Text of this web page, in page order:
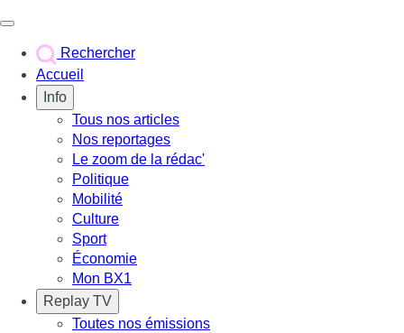
Rechercher
Accueil
Info
Tous nos articles
Nos reportages
Le zoom de la rédac'
Politique
Mobilité
Culture
Sport
Économie
Mon BX1
Replay TV
Toutes nos émissions